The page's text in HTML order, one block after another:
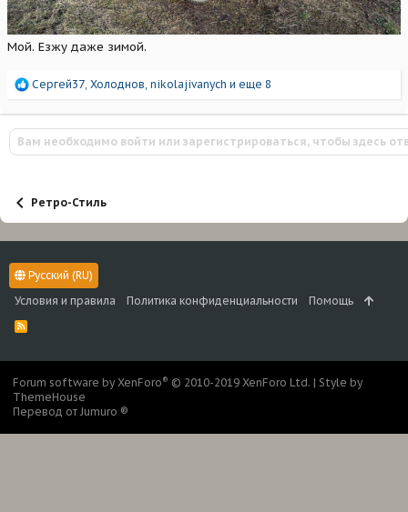
Мой. Езжу даже зимой.
Р
а
к
ц
и
Сергей37, Холоднов, nikolajivanych и еще 8
Вам необходимо войти или зарегистрироваться, чтобы здесь
Ретро-Стиль
Русский (RU)
Условия и правила
Политика конфиденциальности Помощь
R
Forum software by XenForo® © 2010-2019 XenForo Ltd. | Style by
ThemeHouse
Перевод от Jumuro ®